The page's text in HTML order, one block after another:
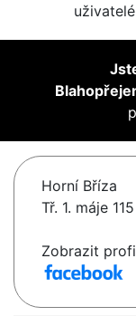
Horní Bříza
Tř. 1. máje 115
Zobrazit